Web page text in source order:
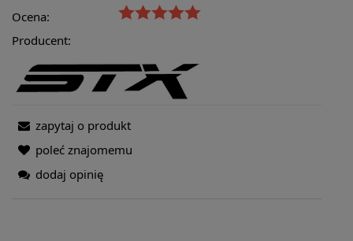
Ocena:
Producent:
zapytaj o produkt
poleć znajomemu
dodaj opinię